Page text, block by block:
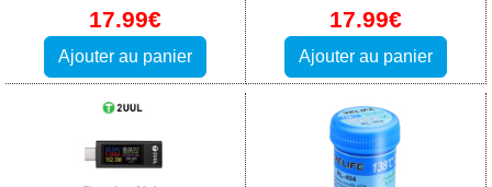
17.99€
Ajouter au panier
17.99€
Ajouter au panier